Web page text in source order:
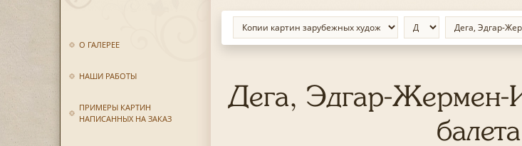
О ГАЛЕРЕЕ
НАШИ РАБОТЫ
ПРИМЕРЫ КАРТИН
НАПИСАННЫХ НА ЗАКАЗ
Дега, Эдгар-Жермен-
балета